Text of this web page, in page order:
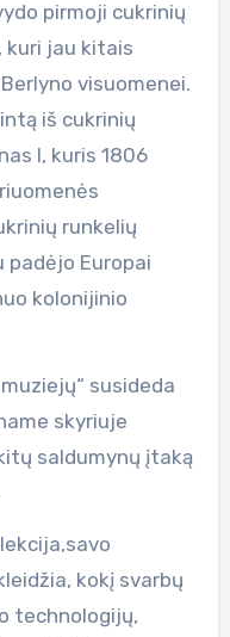
pirmoji cukrinių
kuri jau kitais
visuomenei.
iš cukrinių
I, kuris 1806
runkelių
padėjo Europai
kolonijinio
susideda
skyriuje
saldumynų įtaką
kokį svarbų
technologijų,